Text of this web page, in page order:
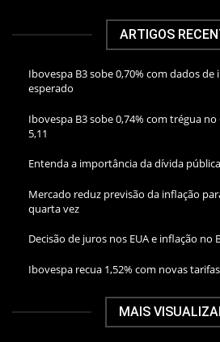
ARTIGOS
Ibovespa B3 sobe 0,70% com dados
esperado
Ibovespa B3 sobe 0,74% com trégua
5,11
Entenda a importância da dívida
Mercado reduz previsão da inflação
quarta vez
Decisão de juros nos EUA e inflação no
Ibovespa recua 1,52% com novas
MAIS